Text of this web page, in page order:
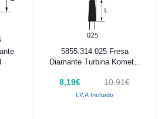
Añadir al carrito
5855.314.025 Fresa
Diamante Turbina Komet 1
8,19€ 10,91€
I.V.A Incluido